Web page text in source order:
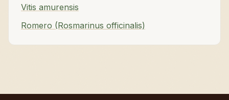
Vitis amurensis
Romero (Rosmarinus officinalis)